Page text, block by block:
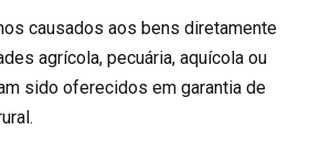
causados aos bens diretamente
agrícola, pecuária, aquícola ou
sido oferecidos em garantia de